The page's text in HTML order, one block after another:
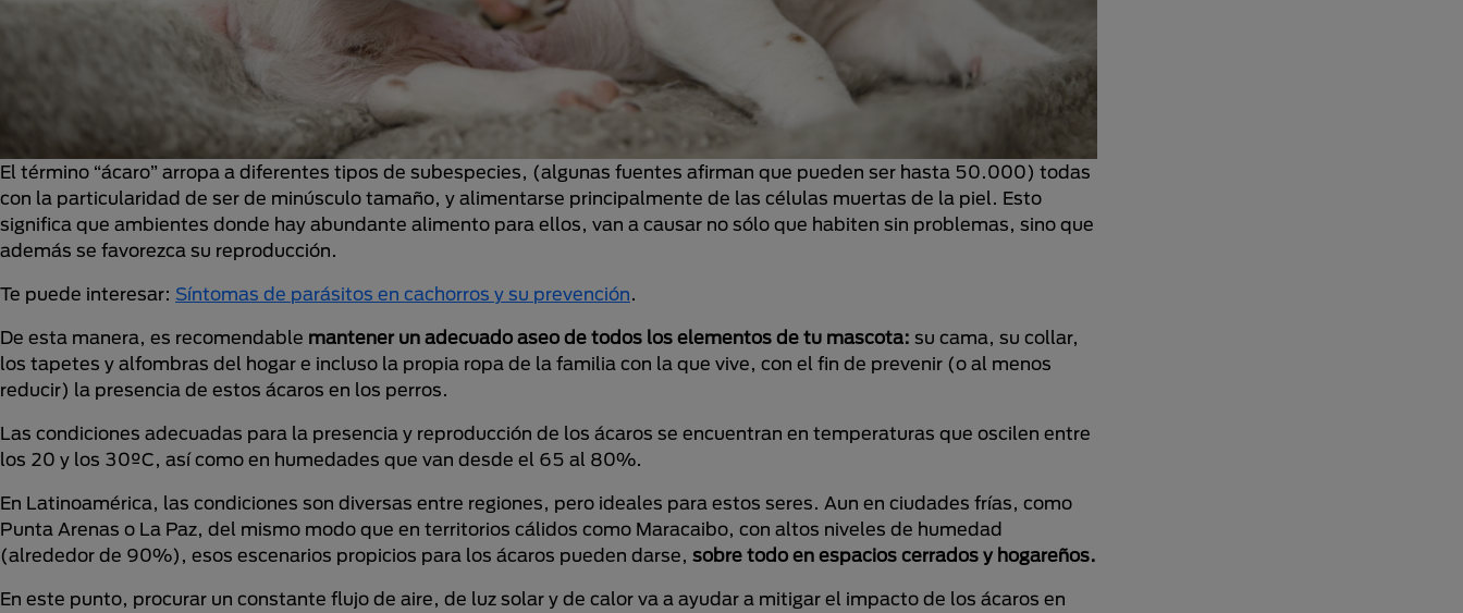
El término “ácaro” arropa a diferentes tipos de subespecies, (algunas fuentes afirman que pueden ser hasta 50.000) todas
con la particularidad de ser de minúsculo tamaño, y alimentarse principalmente de las células muertas de la piel. Esto
significa que ambientes donde hay abundante alimento para ellos, van a causar no sólo que habiten sin problemas, sino que
además se favorezca su reproducción.
Te puede interesar: Síntomas de parásitos en cachorros y su prevención.
De esta manera, es recomendable mantener un adecuado aseo de todos los elementos de tu mascota: su cama, su collar,
los tapetes y alfombras del hogar e incluso la propia ropa de la familia con la que vive, con el fin de prevenir (o al menos
reducir) la presencia de estos ácaros en los perros.
Las condiciones adecuadas para la presencia y reproducción de los ácaros se encuentran en temperaturas que oscilen entre
los 20 y los 30ºC, así como en humedades que van desde el 65 al 80%.
En Latinoamérica, las condiciones son diversas entre regiones, pero ideales para estos seres. Aun en ciudades frías, como
Punta Arenas o La Paz, del mismo modo que en territorios cálidos como Maracaibo, con altos niveles de humedad
(alrededor de 90%), esos escenarios propicios para los ácaros pueden darse, sobre todo en espacios cerrados y hogareños.
En este punto, procurar un constante flujo de aire, de luz solar y de calor va a ayudar a mitigar el impacto de los ácaros en